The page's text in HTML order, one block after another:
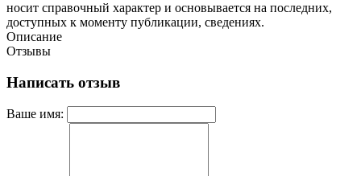
носит справочный характер и основывается на последних,
доступных к моменту публикации, сведениях.
Описание
Отзывы
Написать отзыв
Ваше имя: